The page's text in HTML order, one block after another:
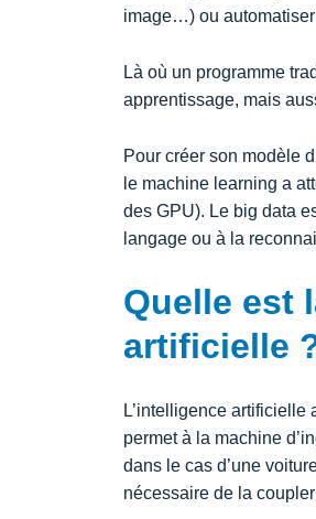
image…) ou
Là où un programme
apprentissage, mais
Pour créer son modèle
le machine learning a
des GPU). Le big data
langage ou à la
Quelle est
artificielle
L’intelligence artificielle
permet à la machine
dans le cas d’une
nécessaire de la